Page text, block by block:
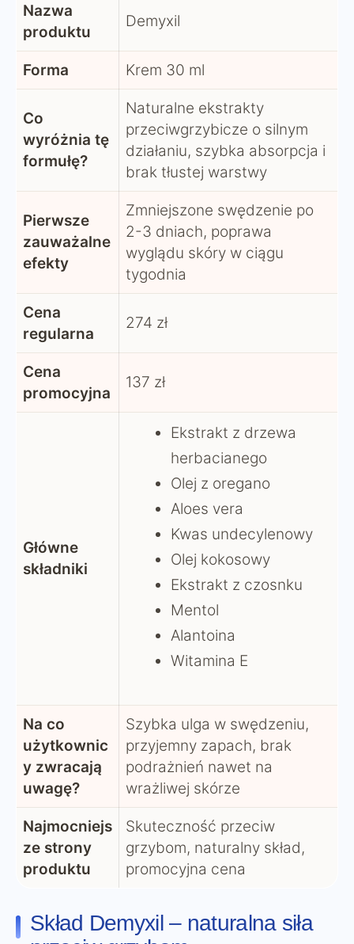
Nazwa
produktu
Demyxil
Forma Krem 30 ml
Co
wyróżnia tę
formułę?
Naturalne ekstrakty
przeciwgrzybicze o silnym
działaniu, szybka absorpcja i
brak tłustej warstwy
Pierwsze
zauważalne
efekty
Zmniejszone swędzenie po
2-3 dniach, poprawa
wyglądu skóry w ciągu
tygodnia
Cena
regularna
274 zł
Cena
promocyjna
137 zł
Główne
składniki
Ekstrakt z drzewa
herbacianego
Olej z oregano
Aloes vera
Kwas undecylenowy
Olej kokosowy
Ekstrakt z czosnku
Mentol
Alantoina
Witamina E
Na co
użytkownic
y zwracają
uwagę?
Szybka ulga w swędzeniu,
przyjemny zapach, brak
podrażnień nawet na
wrażliwej skórze
Najmocniejs
ze strony
produktu
Skuteczność przeciw
grzybom, naturalny skład,
promocyjna cena
Skład Demyxil – naturalna siła